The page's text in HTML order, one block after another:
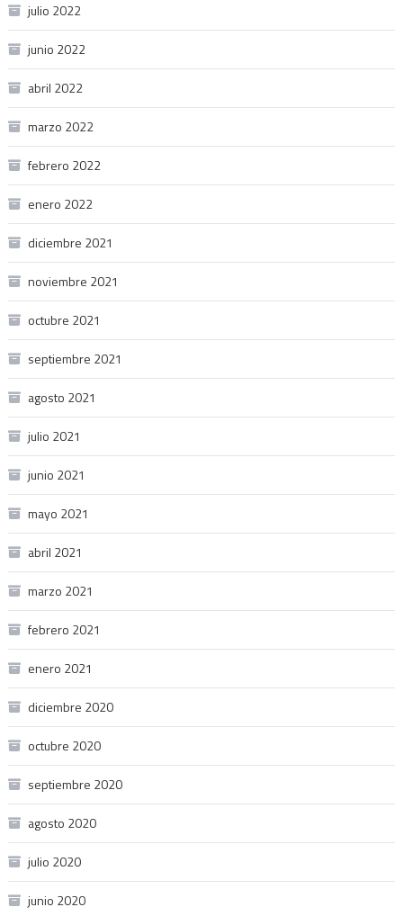
julio 2022
junio 2022
abril 2022
marzo 2022
febrero 2022
enero 2022
diciembre 2021
noviembre 2021
octubre 2021
septiembre 2021
agosto 2021
julio 2021
junio 2021
mayo 2021
abril 2021
marzo 2021
febrero 2021
enero 2021
diciembre 2020
octubre 2020
septiembre 2020
agosto 2020
julio 2020
junio 2020